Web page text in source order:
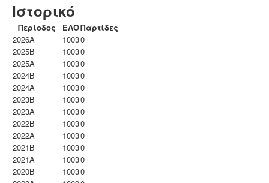
Ιστορικό
Περίοδος ΕΛΟΠαρτίδες
2026A
10030
2025B
10030
2025A
10030
2024B
10030
2024A
10030
2023B
10030
2023Α
10030
2022B
10030
2022A
10030
2021B
10030
2021A
10030
2020B
10030